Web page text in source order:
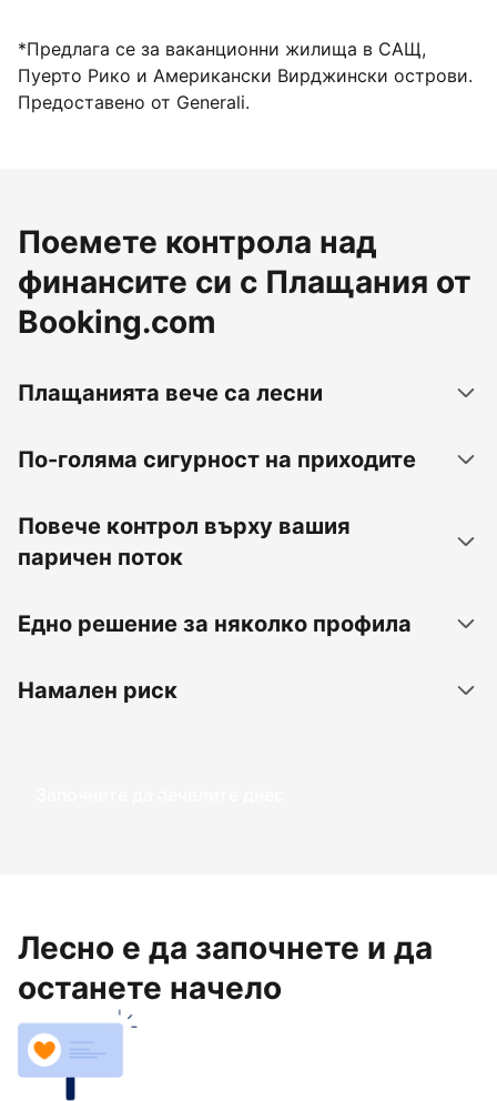
*Предлага се за ваканционни жилища в САЩ,
Пуерто Рико и Американски Вирджински острови.
Предоставено от Generali.
Поемете контрола над
финансите си с Плащания от
Booking.com
Плащанията вече са лесни
По-голяма сигурност на приходите
Повече контрол върху вашия
паричен поток
Едно решение за няколко профила
Намален риск
Започнете да печелите днес
Лесно е да започнете и да
останете начело